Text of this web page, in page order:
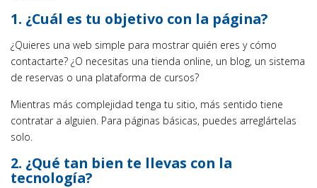
1. ¿Cuál es tu objetivo con la página?
¿Quieres una web simple para mostrar quién eres y cómo
contactarte? ¿O necesitas una tienda online, un blog, un sistema
de reservas o una plataforma de cursos?
Mientras más complejidad tenga tu sitio, más sentido tiene
contratar a alguien. Para páginas básicas, puedes arreglártelas
solo.
2. ¿Qué tan bien te llevas con la
tecnología?